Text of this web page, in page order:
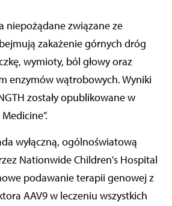
niepożądane związane ze
zakażenie górnych dróg
wymioty, ból głowy oraz
enzymów wątrobowych. Wyniki
zostały opublikowane w
wyłączną, ogólnoświatową
Nationwide Children's Hospital
podawanie terapii genowej z
AAV9 w leczeniu wszystkich